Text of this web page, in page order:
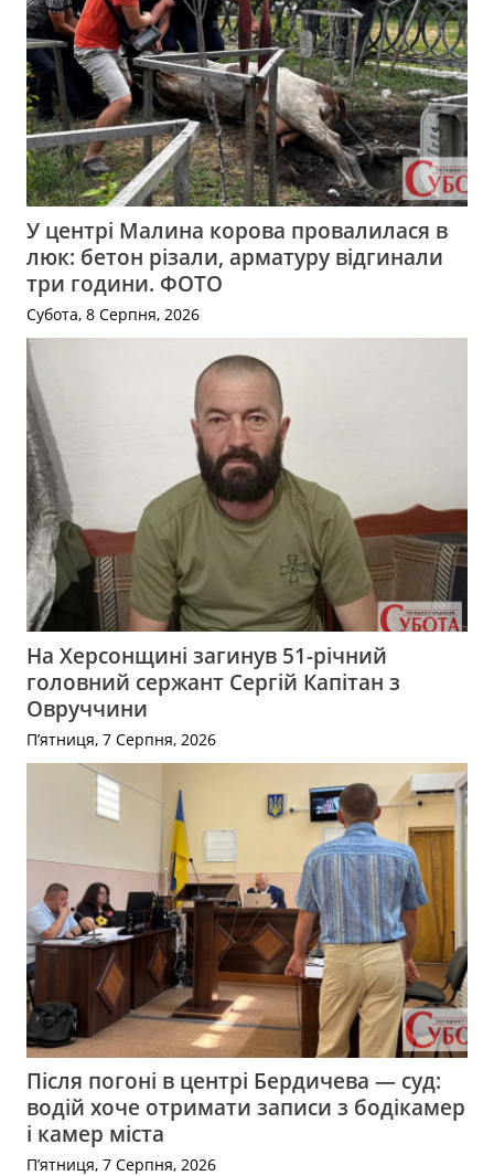
У центрі Малина корова провалилася в
люк: бетон різали, арматуру відгинали
три години. ФОТО
Субота, 8 Серпня, 2026
На Херсонщині загинув 51-річний
головний сержант Сергій Капітан з
Овруччини
П’ятниця, 7 Серпня, 2026
Після погоні в центрі Бердичева — суд:
водій хоче отримати записи з бодікамер
і камер міста
П’ятниця, 7 Серпня, 2026